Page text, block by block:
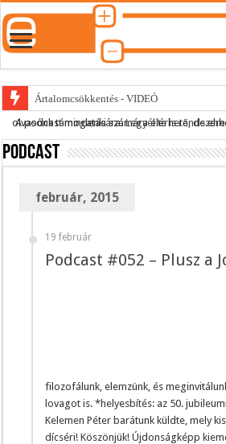
Ártalomcsökkentés - VIDEÓ
E-cigi használati szokások 2.0
Android Podcast alkalmazás letöltése
A podcast mindenki számára elérhető, de ehhez szükség van minél több olvasónk támogatására.Legyél te is
Podcast
február, 2015
19 február
Podcast #052 – Plusz a
filozofálunk, elemzünk, és
lovagot is. *helyesbítés: az 50.
Kelemen Péter barátunk küldte, mely
dícséri! Köszönjük! Újdonságképp